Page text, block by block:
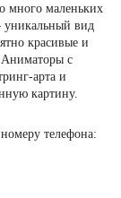
много маленьких
уникальный вид
красивые и
Аниматоры с
арта и
картину.
телефона: